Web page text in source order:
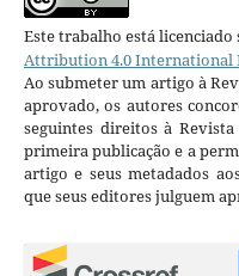
Este trabalho está licenciado
Attribution 4.0 International
Ao submeter um artigo à
aprovado, os autores
seguintes direitos à
primeira publicação e a
artigo e seus metadados
que seus editores julguem